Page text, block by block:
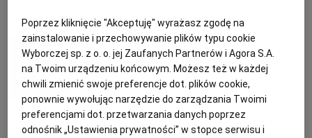
KUCHNIA HISZPAŃSKA
KUCHNIA NIEMIECKA
KALISZ
KATOWICE
KIELCE
KSIĄŻKI. MAGAZYN DO CZYTANIA
NASZA EUROPA
SŁÓWKA. MAGAZYN O JĘZYKU
ARCHIWUM
INNE SERWISY
GAZETA.PL
Agata Piasecka
Najdroższe produkty spożywcze
świata. Z niektórych mogliście
korzystać
Poprzez kliknięcie "Akceptuję" wyrażasz zgodę na
zainstalowanie i przechowywanie plików typu cookie
Wyborczej sp. z o. o. jej Zaufanych Partnerów i Agora S.A.
na Twoim urządzeniu końcowym. Możesz też w każdej
chwili zmienić swoje preferencje dot. plików cookie,
ponownie wywołując narzędzie do zarządzania Twoimi
preferencjami dot. przetwarzania danych poprzez
odnośnik „Ustawienia prywatności” w stopce serwisu i